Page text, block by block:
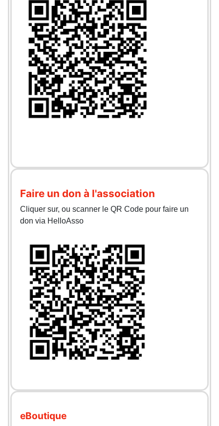
Faire un don à l'association
Cliquer sur, ou scanner le QR Code pour faire un
don via HelloAsso
eBoutique